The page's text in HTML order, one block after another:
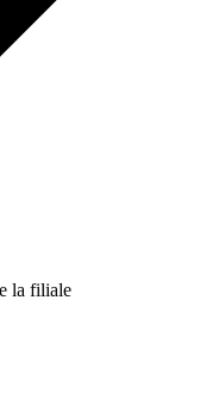
la filiale